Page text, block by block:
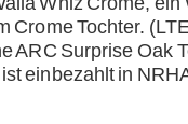
Crome Tochter.
ARC Surprise Oak
einbezahlt in